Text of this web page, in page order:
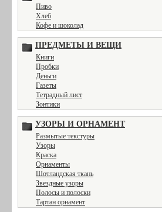
Пиво
Хлеб
Кофе и шоколад
ПРЕДМЕТЫ И ВЕЩИ
Книги
Пробки
Деньги
Газеты
Тетрадный лист
Зонтики
УЗОРЫ И ОРНАМЕНТ
Размытые текстуры
Узоры
Краска
Орнаменты
Шотландская ткань
Звездные узоры
Полосы и полоски
Тартан орнамент